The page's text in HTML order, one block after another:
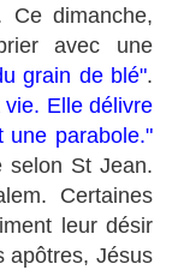
Ce dimanche,
avec une
grain de blé".
Elle délivre
une parabole."
selon St Jean.
Certaines
leur désir
apôtres, Jésus